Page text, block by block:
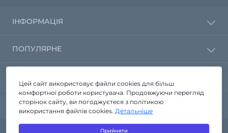
ІНФОРМАЦІЯ
Зворотній зв'язок
Повернення товару
Виробники
Акції
ПОПУЛЯРНЕ
Дзеркала від виробника
Корпусні меблі
Меблі у ванну кімнату
Меблі зі скла
Навісні полиці
м.. Запоріжжя вул. Стартова 3а
info@seria-a.com.ua
МЕСЕНДЖЕРИ
Telegram
Цей сайт використовує файли cookies для більш
комфортної роботи користувача. Продовжуючи перегляд
сторінок сайту, ви погоджуєтеся з політикою
використання файлів cookies. Детальніше
Прийняти